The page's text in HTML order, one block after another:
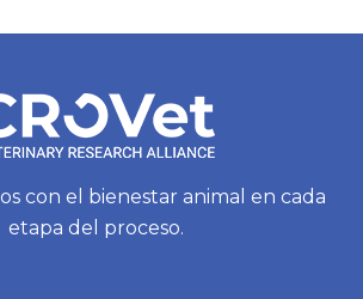
con el bienestar animal en cada
etapa del proceso.